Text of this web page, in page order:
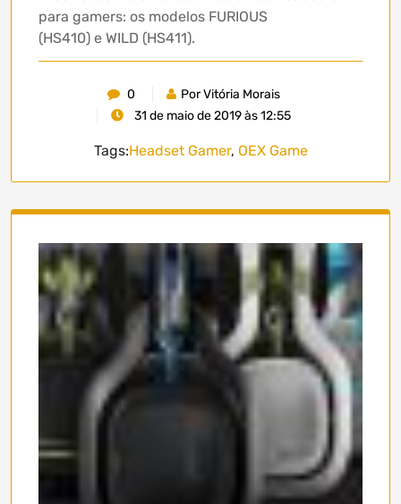
para gamers: os modelos FURIOUS
(HS410) e WILD (HS411).
0
Por Vitória Morais
31 de maio de 2019 às 12:55
Tags:Headset Gamer, OEX Game